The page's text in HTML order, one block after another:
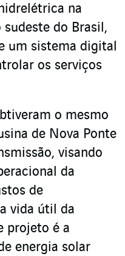
na
sudeste do Brasil,
um sistema digital
os serviços
o mesmo
de Nova Ponte
visando
da
de
vida útil da
projeto é a
energia solar